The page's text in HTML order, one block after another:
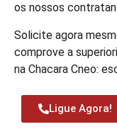
os nossos
Solicite agora
comprove a
na Chacara Cneo:
Ligue Agora!